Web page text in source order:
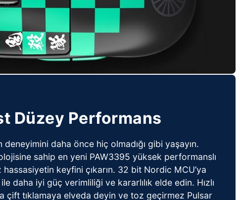
Düzey Performans
deneyimini daha önce hiç olmadığı gibi yaşayın.
sahip en yeni PAW3395 yüksek performanslı
keyfini çıkarın. 32 bit Nordic MCU’ya
daha iyi güç verimliliği ve kararlılık elde edin. Hızlı
çift tıklamaya elveda deyin ve toz geçirmez Pulsar